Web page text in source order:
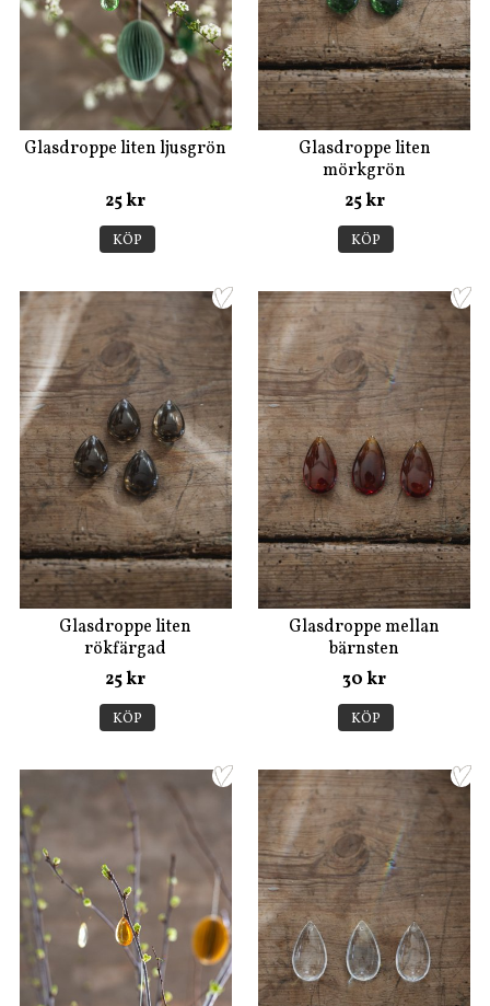
Glasdroppe liten ljusgrön
25 kr
KÖP
Glasdroppe liten
mörkgrön
25 kr
KÖP
Glasdroppe liten
rökfärgad
25 kr
KÖP
Glasdroppe mellan
bärnsten
30 kr
KÖP